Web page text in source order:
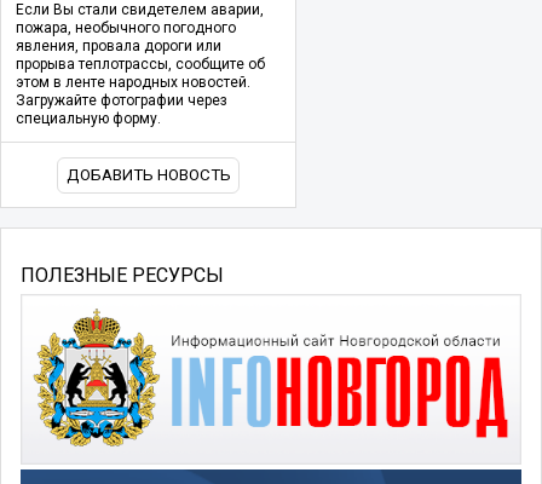
Если Вы стали свидетелем аварии,
пожара, необычного погодного
явления, провала дороги или
прорыва теплотрассы, сообщите об
этом в ленте народных новостей.
Загружайте фотографии через
специальную форму.
ДОБАВИТЬ НОВОСТЬ
ПОЛЕЗНЫЕ РЕСУРСЫ